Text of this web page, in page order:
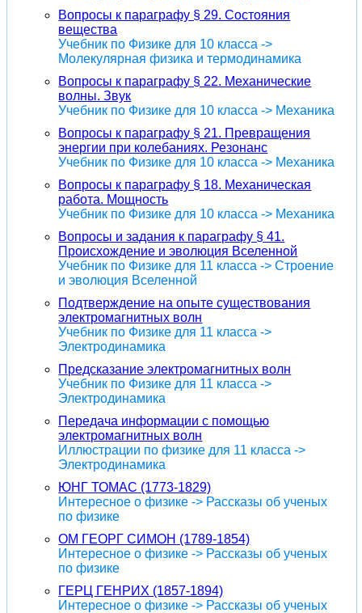
Вопросы к параграфу § 29. Состояния
вещества
Учебник по Физике для 10 класса ->
Молекулярная физика и термодинамика
Вопросы к параграфу § 22. Механические
волны. Звук
Учебник по Физике для 10 класса -> Механика
Вопросы к параграфу § 21. Превращения
энергии при колебаниях. Резонанс
Учебник по Физике для 10 класса -> Механика
Вопросы к параграфу § 18. Механическая
работа. Мощность
Учебник по Физике для 10 класса -> Механика
Вопросы и задания к параграфу § 41.
Происхождение и эволюция Вселенной
Учебник по Физике для 11 класса -> Строение
и эволюция Вселенной
Подтверждение на опыте существования
электромагнитных волн
Учебник по Физике для 11 класса ->
Электродинамика
Предсказание электромагнитных волн
Учебник по Физике для 11 класса ->
Электродинамика
Передача информации с помощью
электромагнитных волн
Иллюстрации по физике для 11 класса ->
Электродинамика
ЮНГ ТОМАС (1773-1829)
Интересное о физике -> Рассказы об ученых
по физике
ОМ ГЕОРГ СИМОН (1789-1854)
Интересное о физике -> Рассказы об ученых
по физике
ГЕРЦ ГЕНРИХ (1857-1894)
Интересное о физике -> Рассказы об ученых